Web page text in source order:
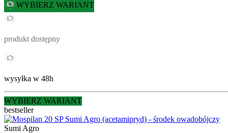
WYBIERZ WARIANT
produkt dostępny
wysyłka w 48h
WYBIERZ WARIANT
bestseller
Sumi Agro